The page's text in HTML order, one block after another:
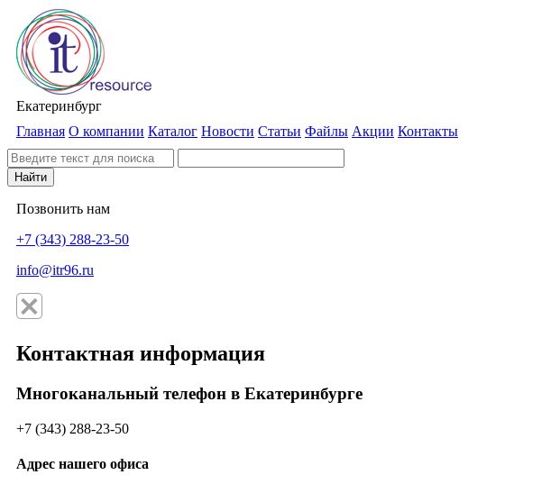
Екатеринбург
Главная О компании Каталог Новости Статьи Файлы Акции Контакты
Найти
Позвонить нам
+7 (343) 288-23-50
info@itr96.ru
Контактная информация
Многоканальный телефон в Екатеринбурге
+7 (343) 288-23-50
Адрес нашего офиса